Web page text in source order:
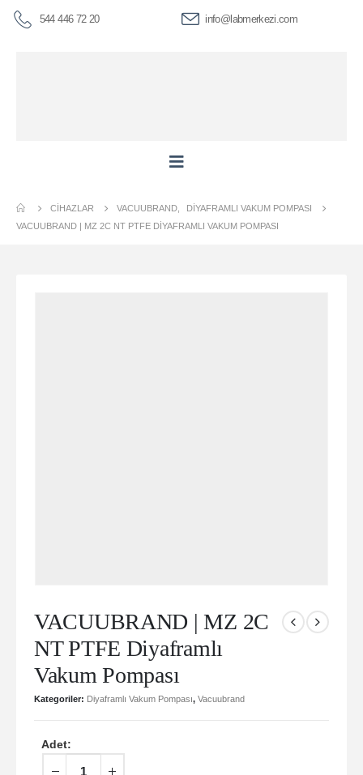
544 446 72 20 info@labmerkezi.com
CIHAZLAR VACUUBRAND
DIYAFRAMLI VAKUM POMPASI
VACUUBRAND | MZ 2C NT PTFE DIYAFRAMLI VAKUM POMPASI
VACUUBRAND | MZ 2C
NT PTFE Diyaframlı
Vakum Pompası
Kategoriler: Diyaframlı Vakum Pompası, Vacuubrand
Adet: